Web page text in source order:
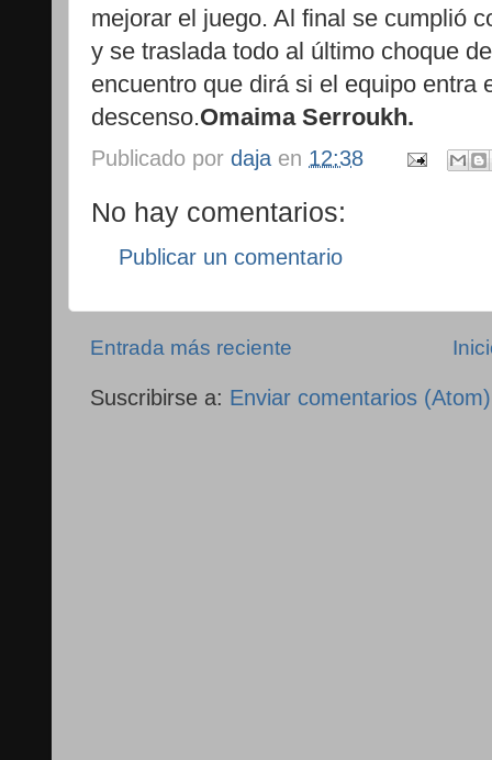
mejorar el juego. Al final se cumplió
y se traslada todo al último choque
encuentro que dirá si el equipo entra
descenso.Omaima Serroukh.
Publicado por daja en 12:38
No hay comentarios:
Publicar un comentario
Entrada más reciente
Suscribirse a: Enviar comentarios (Atom)